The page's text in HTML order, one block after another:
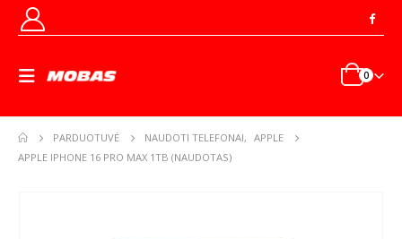
0
PARDUOTUVĖ NAUDOTI TELEFONAI,
APPLE
APPLE IPHONE 16 PRO MAX 1TB (NAUDOTAS)